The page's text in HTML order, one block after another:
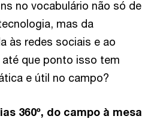
no vocabulário não só de
mas da
às redes sociais e ao
que ponto isso tem
e útil no campo?
360º, do campo à mesa